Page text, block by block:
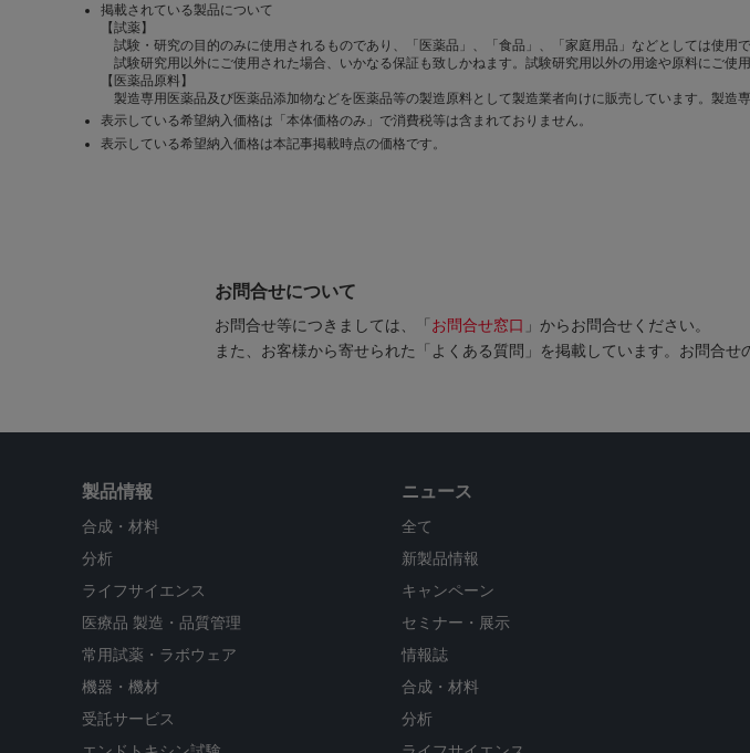
掲載されている製品について
【試薬】
試験・研究の目的のみに使用されるものであり、「医薬品」、「食品」、「家庭用品」などとしては使用で
試験研究用以外にご使用された場合、いかなる保証も致しかねます。試験研究用以外の用途や原料にご使
【医薬品原料】
製造専用医薬品及び医薬品添加物などを医薬品等の製造原料として製造業者向けに販売しています。製造
表示している希望納入価格は「本体価格のみ」で消費税等は含まれておりません。
表示している希望納入価格は本記事掲載時点の価格です。
お問合せについて
お問合せ等につきましては、「 お問合せ窓口 」からお問合せください。
また、お客様から寄せられた「よくある質問」を掲載しています。お問合せ
製品情報
合成・材料
分析
ライフサイエンス
医療品 製造・品質管理
常用試薬・ラボウェア
機器・機材
受託サービス
ニュース
全て
新製品情報
キャンペーン
セミナー・展示
情報誌
合成・材料
分析